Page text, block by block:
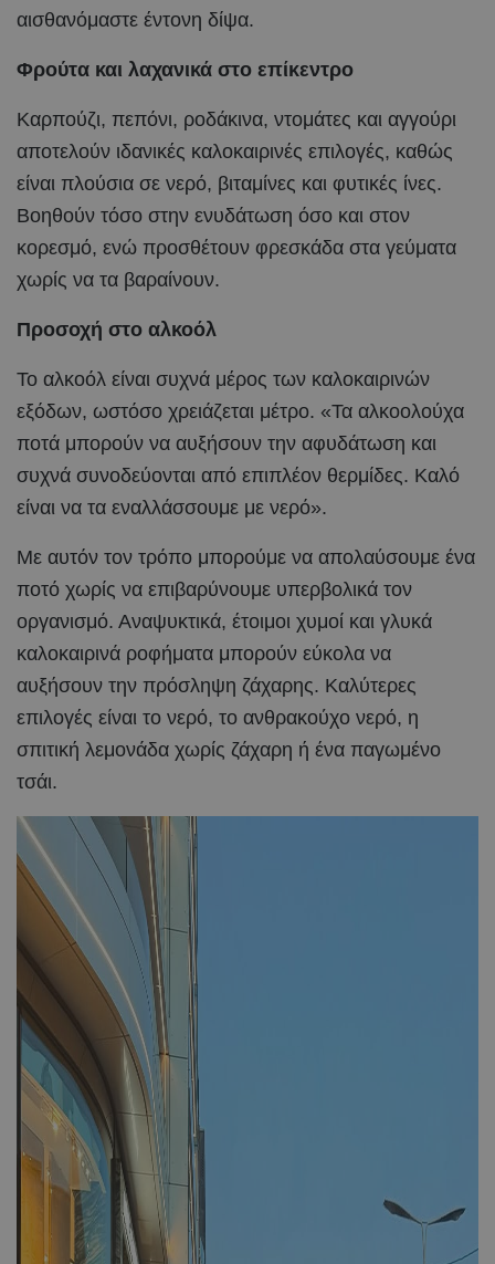
αισθανόμαστε έντονη δίψα.
Φρούτα και λαχανικά στο επίκεντρο
Καρπούζι, πεπόνι, ροδάκινα, ντομάτες και αγγούρι
αποτελούν ιδανικές καλοκαιρινές επιλογές, καθώς
είναι πλούσια σε νερό, βιταμίνες και φυτικές ίνες.
Βοηθούν τόσο στην ενυδάτωση όσο και στον
κορεσμό, ενώ προσθέτουν φρεσκάδα στα γεύματα
χωρίς να τα βαραίνουν.
Προσοχή στο αλκοόλ
Το αλκοόλ είναι συχνά μέρος των καλοκαιρινών
εξόδων, ωστόσο χρειάζεται μέτρο. «Τα αλκοολούχα
ποτά μπορούν να αυξήσουν την αφυδάτωση και
συχνά συνοδεύονται από επιπλέον θερμίδες. Καλό
είναι να τα εναλλάσσουμε με νερό».
Με αυτόν τον τρόπο μπορούμε να απολαύσουμε ένα
ποτό χωρίς να επιβαρύνουμε υπερβολικά τον
οργανισμό. Αναψυκτικά, έτοιμοι χυμοί και γλυκά
καλοκαιρινά ροφήματα μπορούν εύκολα να
αυξήσουν την πρόσληψη ζάχαρης. Καλύτερες
επιλογές είναι το νερό, το ανθρακούχο νερό, η
σπιτική λεμονάδα χωρίς ζάχαρη ή ένα παγωμένο
τσάι.